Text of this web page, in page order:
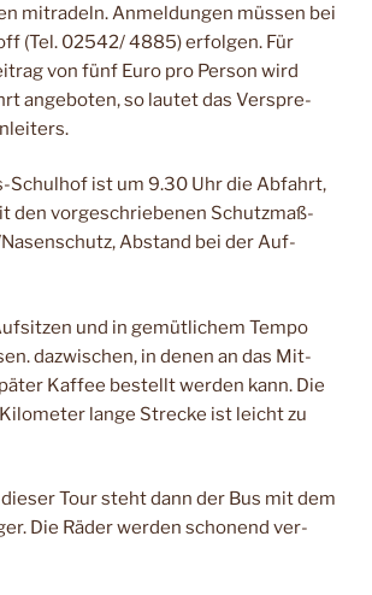
mitradeln. Anmeldungen müssen bei
(Tel. 02542/ 4885) erfolgen. Für
von fünf Euro pro Person wird
angebo­ten, so lautet das Verspre­
Schulhof ist um 9.30 Uhr die Abfahrt,
den vorge­schriebenen Schutzmaß­
Abstand bei der Auf­
und in gemütlichem Tempo
dazwi­schen, in denen an das Mit­
Kaffee bestellt werden kann. Die
lange Strecke ist leicht zu
Tour steht dann der Bus mit dem
Die Räder werden schonend ver­